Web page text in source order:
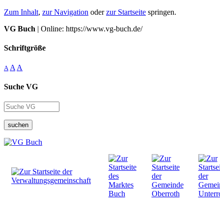
Zum Inhalt, zur Navigation oderzur Startseite springen.
VG Buch | Online: https://www.vg-buch.de/
Schriftgröße
A A A
Suche VG
suchen